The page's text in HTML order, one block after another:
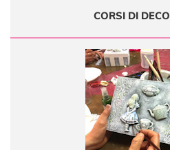
CORSI DI